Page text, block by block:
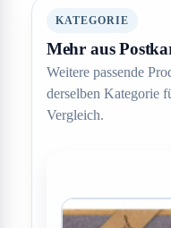
KATEGORIE
Mehr aus
Weitere passende
derselben Kategorie
Vergleich.